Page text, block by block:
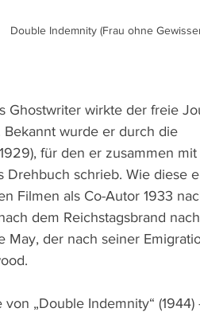
Double Indemnity (Frau ohne
Ghostwriter wirkte der freie
wurde er durch die
für den er zusammen mit
Drehbuch schrieb. Wie diese
Filmen als Co-Autor 1933
dem Reichstagsbrand
May, der nach seiner
„Double Indemnity“ (1944)